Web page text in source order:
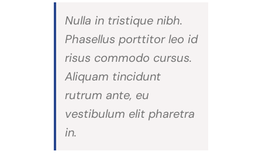
Nulla in tristique nibh.
Phasellus porttitor leo id
risus commodo cursus.
Aliquam tincidunt
rutrum ante, eu
vestibulum elit pharetra
in.